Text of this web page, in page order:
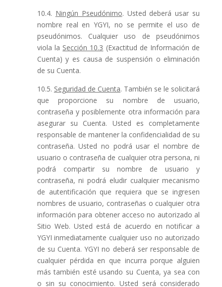
10.4. Ningún Pseudónimo. Usted deberá usar su
nombre real en YGYI, no se permite el uso de
pseudónimos. Cualquier uso de pseudónimos
viola la Sección 10.3 (Exactitud de Información de
Cuenta) y es causa de suspensión o eliminación
de su Cuenta.
10.5. Seguridad de Cuenta. También se le solicitará
que proporcione su nombre de usuario,
contraseña y posiblemente otra información para
asegurar su Cuenta. Usted es completamente
responsable de mantener la confidencialidad de su
contraseña. Usted no podrá usar el nombre de
usuario o contraseña de cualquier otra persona, ni
podrá compartir su nombre de usuario y
contraseña, ni podrá eludir cualquier mecanismo
de autentificación que requiera que se ingresen
nombres de usuario, contraseñas o cualquier otra
información para obtener acceso no autorizado al
Sitio Web. Usted está de acuerdo en notificar a
YGYI inmediatamente cualquier uso no autorizado
de su Cuenta. YGYI no deberá ser responsable de
cualquier pérdida en que incurra porque alguien
más también esté usando su Cuenta, ya sea con
o sin su conocimiento. Usted será considerado